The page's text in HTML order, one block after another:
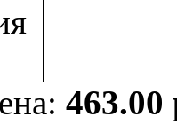
463.00